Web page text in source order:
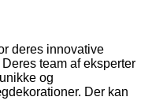
deres innovative
team af eksperter
og
Der kan